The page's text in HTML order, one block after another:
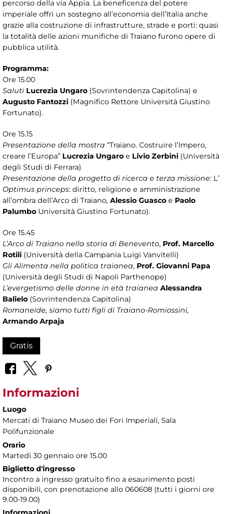
percorso della via Appia. La beneficenza del potere
imperiale offrì un sostegno all’economia dell’Italia anche
grazie alla costruzione di infrastrutture, strade e porti: quasi
la totalità delle azioni munifiche di Traiano furono opere di
pubblica utilità.
Programma:
Ore 15.00
Saluti Lucrezia Ungaro (Sovrintendenza Capitolina) e
Augusto Fantozzi (Magnifico Rettore Università Giustino
Fortunato).
Ore 15.15
Presentazione della mostra “Traiano. Costruire l’Impero,
creare l’Europa” Lucrezia Ungaro e Livio Zerbini (Università
degli Studi di Ferrara)
Presentazione della progetto di ricerca e terza missione: L’
Optimus princeps: diritto, religione e amministrazione
all’ombra dell’Arco di Traiano, Alessio Guasco e Paolo
Palumbo Università Giustino Fortunato).
Ore 15.45
L’Arco di Traiano nella storia di Benevento, Prof. Marcello
Rotili (Università della Campania Luigi Vanvitelli)
Gli Alimenta nella politica traianea, Prof. Giovanni Papa
(Università degli Studi di Napoli Parthenope)
L’evergetismo delle donne in età traianea Alessandra
Balielo (Sovrintendenza Capitolina)
Romaneide, siamo tutti figli di Traiano-Romiossini,
Armando Arpaja
Gratis
Informazioni
Luogo
Mercati di Traiano Museo dei Fori Imperiali, Sala
Polifunzionale
Orario
Martedì 30 gennaio ore 15.00
Biglietto d'ingresso
Incontro a ingresso gratuito fino a esaurimento posti
disponibili, con prenotazione allo 060608 (tutti i giorni ore
9.00-19.00)